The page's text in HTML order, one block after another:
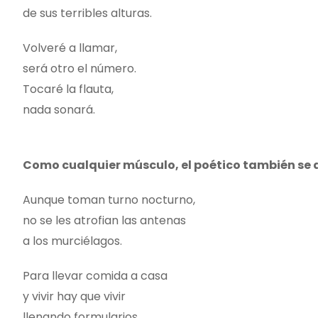
de sus terribles alturas.
Volveré a llamar,
será otro el número.
Tocaré la flauta,
nada sonará.
Como cualquier músculo, el poético también se
Aunque toman turno nocturno,
no se les atrofian las antenas
a los murciélagos.
Para llevar comida a casa
y vivir hay que vivir